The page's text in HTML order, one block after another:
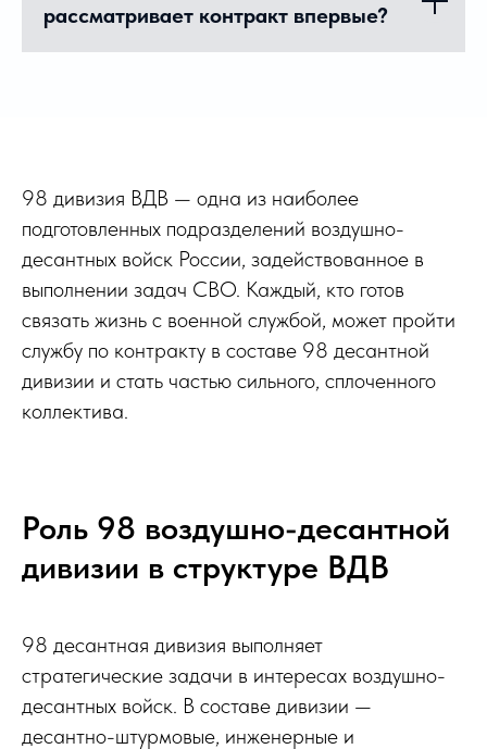
рассматривает контракт впервые?
98 дивизия ВДВ — одна из наиболее
подготовленных подразделений воздушно-
десантных войск России, задействованное в
выполнении задач СВО. Каждый, кто готов
связать жизнь с военной службой, может пройти
службу по контракту в составе 98 десантной
дивизии и стать частью сильного, сплоченного
коллектива.
Роль 98 воздушно-десантной
дивизии в структуре ВДВ
98 десантная дивизия выполняет
стратегические задачи в интересах воздушно-
десантных войск. В составе дивизии —
десантно-штурмовые, инженерные и